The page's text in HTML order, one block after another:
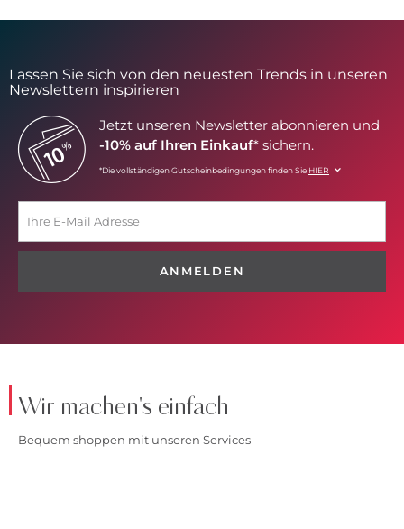
Lassen Sie sich von den neuesten Trends in unseren
Newslettern inspirieren
Jetzt unseren Newsletter abonnieren und
-10% auf Ihren Einkauf* sichern.
*Die vollständigen Gutscheinbedingungen finden Sie HIER
ANMELDEN
Wir machen's einfach
Bequem shoppen mit unseren Services